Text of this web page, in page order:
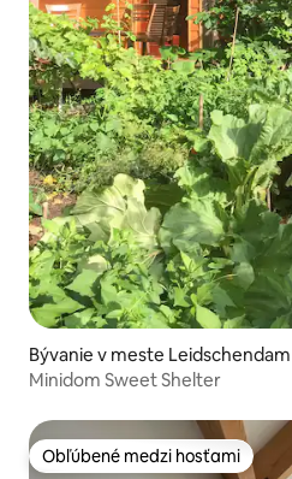
Bývanie v meste Leidschendam
Minidom Sweet Shelter
Obľúbené medzi hosťami
Obľúbené medzi hosťami